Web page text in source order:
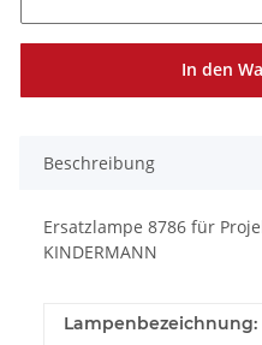
In den
Beschreibung
Ersatzlampe 8786 für
KINDERMANN
Lampenbezeichnung: